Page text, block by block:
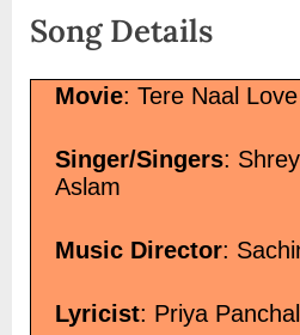
Song Details
Movie: Tere Naal
Singer/Singers:
Aslam
Music Director:
Lyricist: Priya